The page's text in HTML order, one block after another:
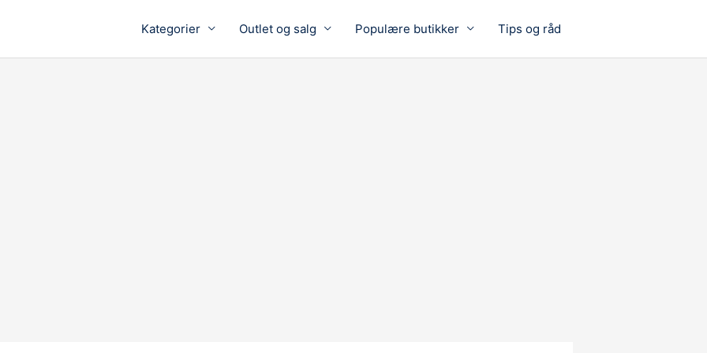
Kategorier Outlet og salg Populære butikker Tips og råd